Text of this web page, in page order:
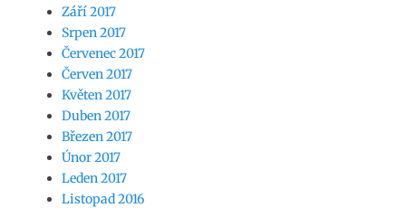
Září 2017
Srpen 2017
Červenec 2017
Červen 2017
Květen 2017
Duben 2017
Březen 2017
Únor 2017
Leden 2017
Listopad 2016